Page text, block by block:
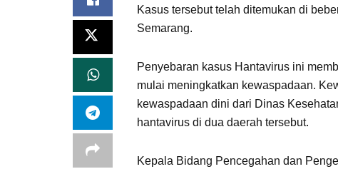
Kasus tersebut telah ditemukan di
Semarang.
Penyebaran kasus Hantavirus ini
mulai meningkatkan kewaspadaan.
kewaspadaan dini dari Dinas
hantavirus di dua daerah tersebut.
Kepala Bidang Pencegahan dan